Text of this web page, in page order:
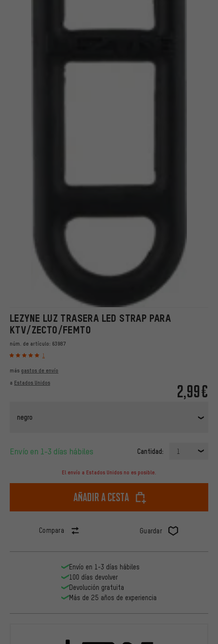
LEZYNE LUZ TRASERA LED STRAP PARA
KTV/ZECTO/FEMTO
núm. de artículo: 63987
1
2,99€
más gastos de envío
a Estados Unidos
negro
Envío en 1-3 días hábiles Cantidad: 1
El envío a Estados Unidos no es posible.
Añadir a cesta
Compara Guardar
Envío en 1-3 días hábiles
100 días devolver
Devolución gratuita
Más de 25 años de experiencia